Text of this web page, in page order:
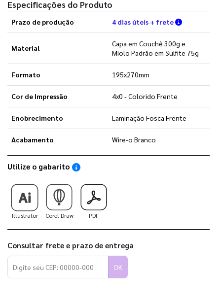
Especificações do Produto
Prazo de produção 4 dias úteis + frete Verifique
Material
Capa em Couchê 300g e
Miolo Padrão em Sulfite 75g
Formato 195x270mm
Cor de Impressão 4x0 - Colorido Frente
Enobrecimento Laminação Fosca Frente
Acabamento Wire-o Branco
Utilize o gabarito Saiba como utilizar os nossos gabaritos
Illustrator Corel Draw PDF
Consultar frete e prazo de entrega
OK